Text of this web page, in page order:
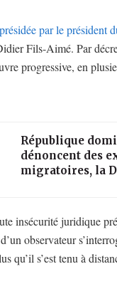
par le président
Fils-Aimé. Par
progressive, en
République
dénoncent des
migratoires, la
insécurité juridique
observateur
qu’il s’est tenu à